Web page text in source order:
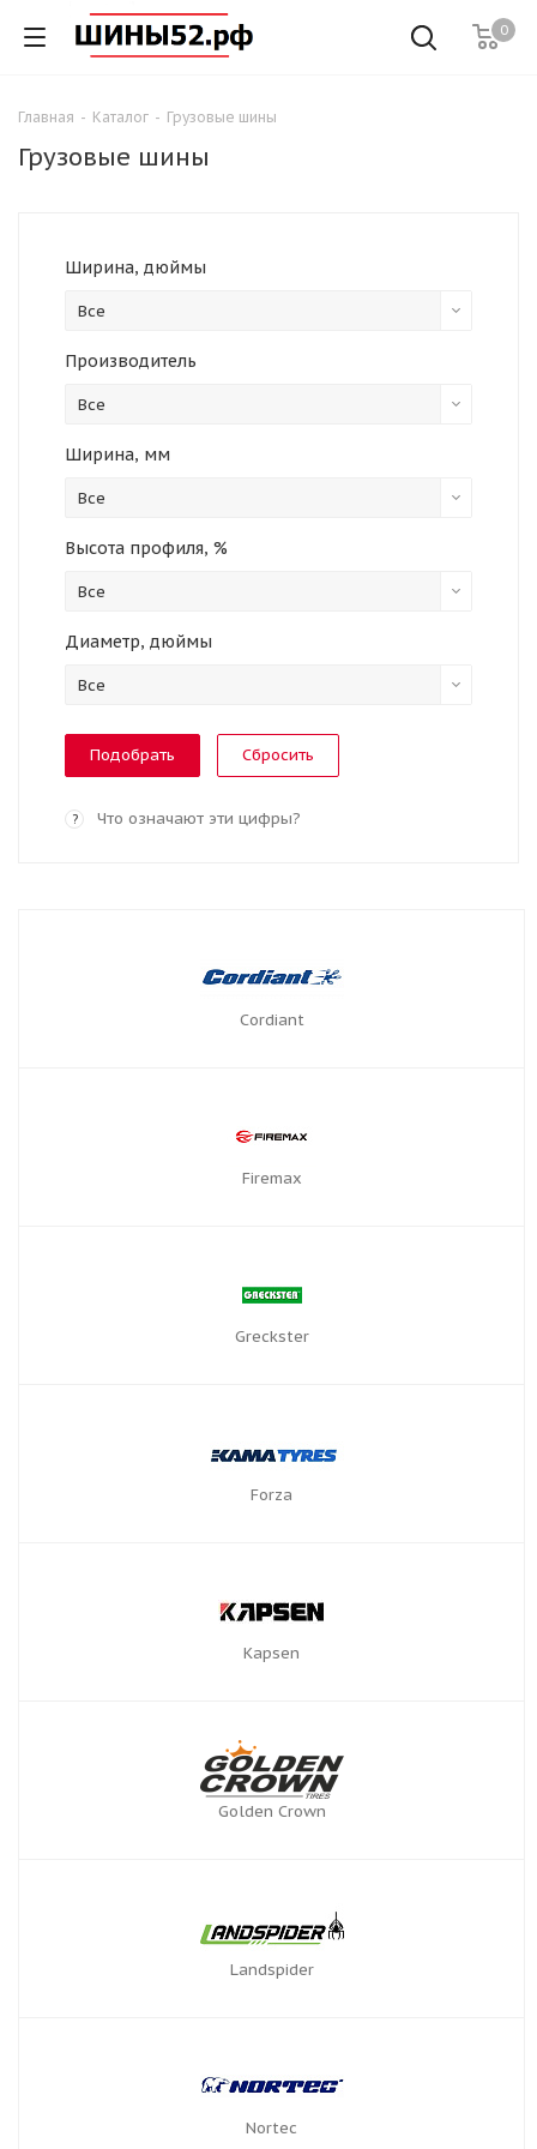
0
Главная - Каталог - Грузовые шины
Грузовые шины
Ширина, дюймы
Все
Производитель
Все
Ширина, мм
Все
Высота профиля, %
Все
Диаметр, дюймы
Все
Сбросить
? Что означают эти цифры?
Cordiant
Firemax
Greckster
Forza
Kapsen
Golden Crown
Landspider
Nortec